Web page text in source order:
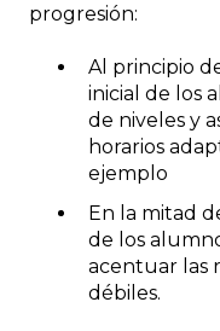
progresión:
Al principio
inicial de los
de niveles y
horarios
ejemplo
En la mitad
de los
acentuar las
débiles.